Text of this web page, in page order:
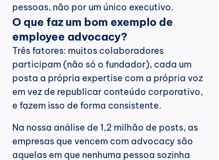
pessoas, não por um único executivo.
O que faz um bom exemplo de
employee advocacy?
Três fatores: muitos colaboradores
participam (não só o fundador), cada um
posta a própria expertise com a própria voz
em vez de republicar conteúdo corporativo,
e fazem isso de forma consistente.
Na nossa análise de 1,2 milhão de posts, as
empresas que vencem com advocacy são
aquelas em que nenhuma pessoa sozinha